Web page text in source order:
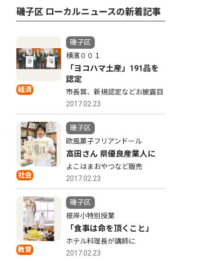
磯子区 ローカルニュースの新着記事
経済
磯子区
横濱００１
「ヨコハマ土産」191品を
認定
市長賞、新規認定などお披露目
2017.02.23
社会
磯子区
欧風菓子フリアンドール
高田さん 県優良産業人に
よこはまおやつなど販売
2017.02.23
教育
磯子区
根岸小特別授業
「食事は命を頂くこと」
ホテル料理長が講師に
2017.02.23